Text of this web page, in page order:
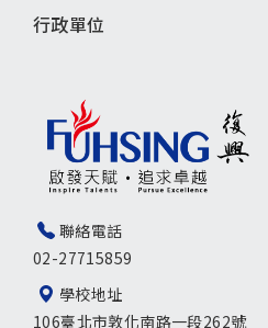
聯絡電話
02-27715859
學校地址
106臺北市敦化南路一段262號
行政單位